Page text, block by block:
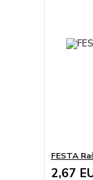
FESTA
2,67